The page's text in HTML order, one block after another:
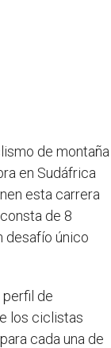
de montaña
en Sudáfrica
esta carrera
consta de 8
desafío único
de
los ciclistas
cada una de